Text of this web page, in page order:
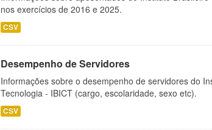
nos exercícios de 2016 e 2025.
CSV
Desempenho de Servidores
Informações sobre o desempenho de servidores do
Tecnologia - IBICT (cargo, escolaridade, sexo etc).
CSV